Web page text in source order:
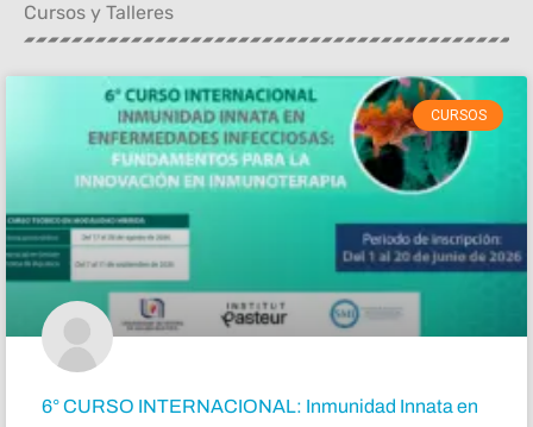
Cursos y Talleres
CURSOS
6° CURSO INTERNACIONAL: Inmunidad Innata en